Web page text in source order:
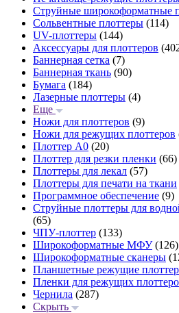
Струйные широкоформатные
Сольвентные плоттеры (114)
UV-плоттеры (144)
Аксессуары для плоттеров
Баннерная сетка (7)
Баннерная ткань (90)
Бумага (184)
Лазерные плоттеры (4)
Еще
Ножи для плоттеров (9)
Ножи для режущих плоттеров
Плоттер А0 (20)
Плоттер для резки пленки (66)
Плоттеры для лекал (57)
Плоттеры для печати на ткани
Программное обеспечение (9)
Струйные плоттеры для
(65)
ЧПУ-плоттер (133)
Широкоформатные МФУ(126)
Широкоформатные сканеры
Планшетные режущие
Пленки для режущих
Чернила (287)
Скрыть